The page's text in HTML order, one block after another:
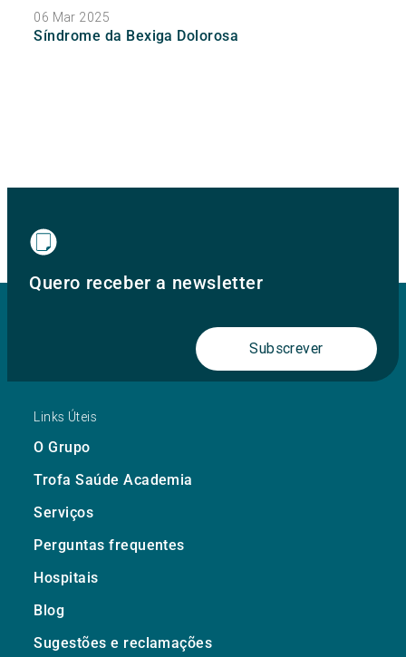
06 Mar 2025
Síndrome da Bexiga Dolorosa
Quero receber a newsletter
Subscrever
Links Úteis
O Grupo
Trofa Saúde Academia
Serviços
Perguntas frequentes
Hospitais
Blog
Sugestões e reclamações